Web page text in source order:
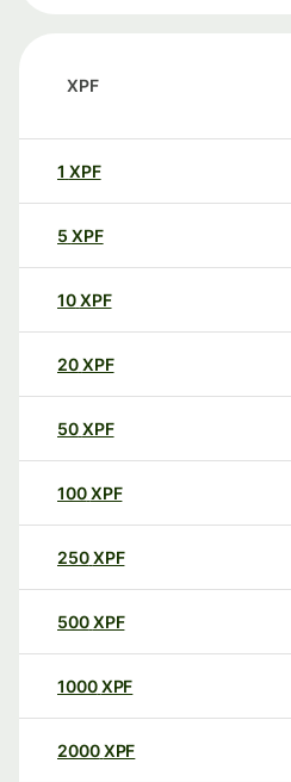
XPF
1 XPF
5 XPF
10XPF
20XPF
50XPF
100XPF
250XPF
500XPF
1000XPF
2000XPF